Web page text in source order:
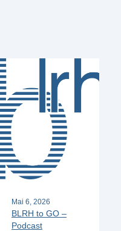
Mai 6, 2026
BLRH to GO –
Podcast